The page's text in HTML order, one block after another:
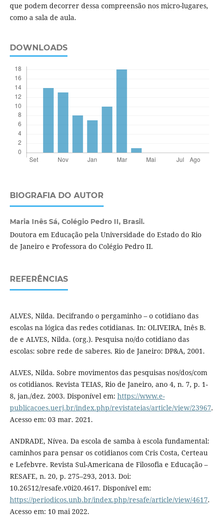
que podem decorrer dessa compreensão nos micro-lugares,
como a sala de aula.
DOWNLOADS
BIOGRAFIA DO AUTOR
Maria Inês Sá, Colégio Pedro II, Brasil.
Doutora em Educação pela Universidade do Estado do Rio
de Janeiro e Professora do Colégio Pedro II.
REFERÊNCIAS
ALVES, Nilda. Decifrando o pergaminho – o cotidiano das
escolas na lógica das redes cotidianas. In: OLIVEIRA, Inês B.
de e ALVES, Nilda. (org.). Pesquisa no/do cotidiano das
escolas: sobre rede de saberes. Rio de Janeiro: DP&A, 2001.
ALVES, Nilda. Sobre movimentos das pesquisas nos/dos/com
os cotidianos. Revista TEIAS, Rio de Janeiro, ano 4, n. 7, p. 1-
8, jan./dez. 2003. Disponível em: https://www.e-
publicacoes.uerj.br/index.php/revistateias/article/view/23967.
Acesso em: 03 mar. 2021.
ANDRADE, Nívea. Da escola de samba à escola fundamental:
caminhos para pensar os cotidianos com Cris Costa, Certeau
e Lefebvre. Revista Sul-Americana de Filosofia e Educação –
RESAFE, n. 20, p. 275–293, 2013. Doi:
10.26512/resafe.v0i20.4617. Disponível em:
https://periodicos.unb.br/index.php/resafe/article/view/4617.
Acesso em: 10 mai 2022.